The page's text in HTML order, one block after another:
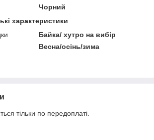
Чорний
характеристики
Байка/ хутро на вибір
Весна/осінь/зима
тільки по передоплаті.